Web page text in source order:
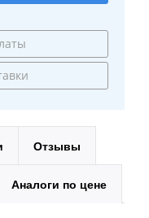
Отзывы
Аналоги по цене